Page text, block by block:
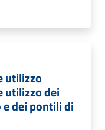
utilizzo
utilizzo dei
dei pontili di